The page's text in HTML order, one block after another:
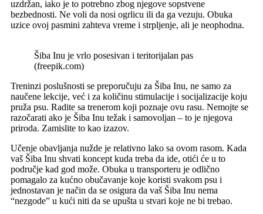
uzdržan, iako je to potrebno zbog njegove sopstvene
bezbednosti. Ne voli da nosi ogrlicu ili da ga vezuju. Obuka
uzice ovoj pasmini zahteva vreme i strpljenje, ali je neophodna.
Šiba Inu je vrlo posesivan i teritorijalan pas
(freepik.com)
Treninzi poslušnosti se preporučuju za Šiba Inu, ne samo za
naučene lekcije, već i za količinu stimulacije i socijalizacije koju
pruža psu. Radite sa trenerom koji poznaje ovu rasu. Nemojte se
razočarati ako je Šiba Inu težak i samovoljan – to je njegova
priroda. Zamislite to kao izazov.
Učenje obavljanja nužde je relativno lako sa ovom rasom. Kada
vaš Šiba Inu shvati koncept kuda treba da ide, otići će u to
područje kad god može. Obuka u transporteru je odlično
pomagalo za kućno obučavanje koje koristi svakom psu i
jednostavan je način da se osigura da vaš Šiba Inu nema
“nezgode” u kući niti da se upušta u stvari koje ne bi trebao.